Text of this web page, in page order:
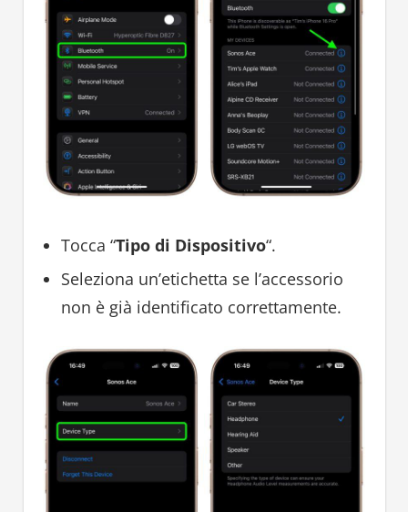
Tocca “Tipo di Dispositivo“.
Seleziona un’etichetta se l’accessorio
non è già identificato correttamente.